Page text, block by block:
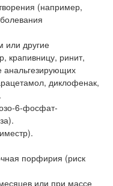
(например,
или другие
крапивницу, ринит,
анальгезирующих
диклофенак,
6-фосфат-
порфирия (риск
или при массе